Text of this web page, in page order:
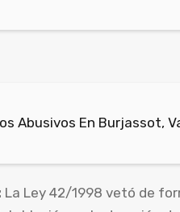
Abusivos En Burjassot,
La Ley 42/1998 vetó de